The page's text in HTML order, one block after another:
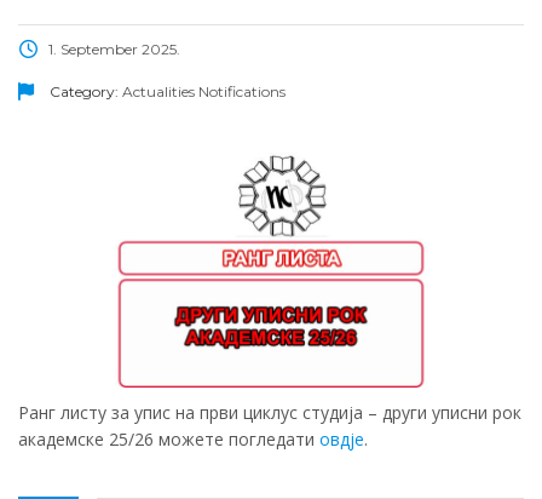
1. September 2025.
Category: Actualities Notifications
Ранг листу за упис на први циклус студија – други уписни рок
академске 25/26 можете погледати овдје.